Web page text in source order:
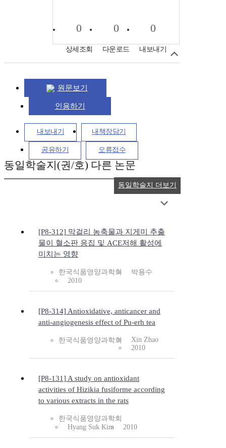
0
상세조회
0
다운로드
0
내보내기
원문보기
인용하기
내보내기 내책장담기
공유하기 오류접수
동일학술지(권/호) 다른 논문
[P8-312] 막걸리 농축물과 지게미 추출
물이 혈소판 응집 및 ACE저해 활성에
미치는 영향
한국식품영양과학회
박용수
2010
[P8-314] Antioxidative, anticancer and
anti-angiogenesis effect of Pu-erh tea
한국식품영양과학회
Xin Zhao
2010
[P8-131] A study on antioxidant
activities of Hizikia fusiforme according
to various extracts in the rats
한국식품영양과학회
Hyang Suk Kim
2010
동일학술지 더보기